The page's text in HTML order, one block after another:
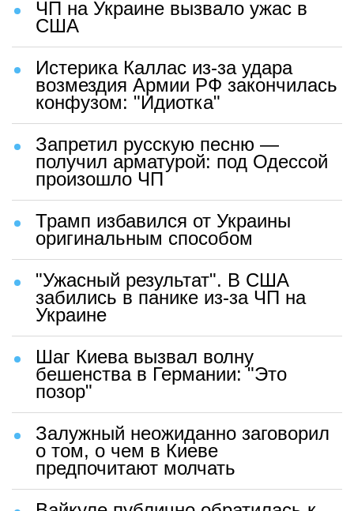
ЧП на Украине вызвало ужас в
США
Истерика Каллас из-за удара
возмездия Армии РФ закончилась
конфузом: "Идиотка"
Запретил русскую песню —
получил арматурой: под Одессой
произошло ЧП
Трамп избавился от Украины
оригинальным способом
"Ужасный результат". В США
забились в панике из-за ЧП на
Украине
Шаг Киева вызвал волну
бешенства в Германии: "Это
позор"
Залужный неожиданно заговорил
о том, о чем в Киеве
предпочитают молчать